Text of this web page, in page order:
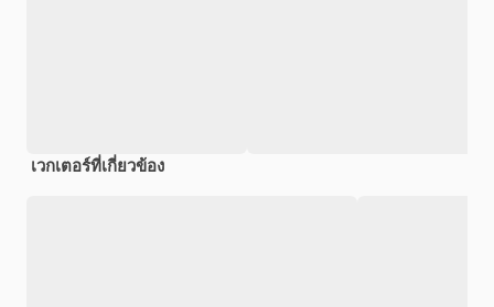
เวกเตอร์ที่เกี่ยวข้อง